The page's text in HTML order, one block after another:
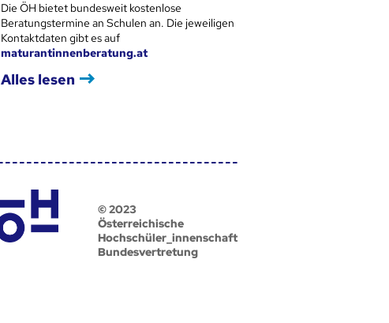
Die ÖH bietet bundesweit kostenlose
Beratungstermine an Schulen an. Die jeweiligen
Kontaktdaten gibt es auf
maturantinnenberatung.at
Alles lesen
© 2023
Österreichische
Hochschüler_innenschaft
Bundesvertretung